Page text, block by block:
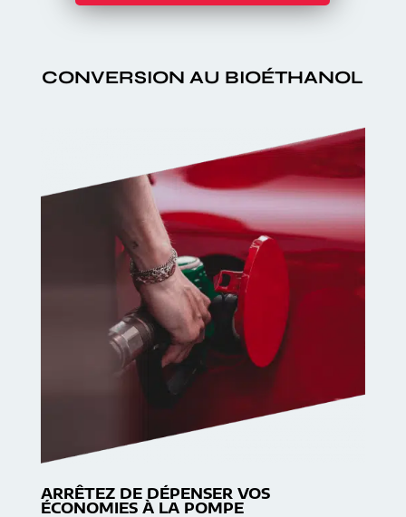
CONVERSION AU BIOÉTHANOL
ARRÊTEZ DE DÉPENSER VOS
ÉCONOMIES À LA POMPE